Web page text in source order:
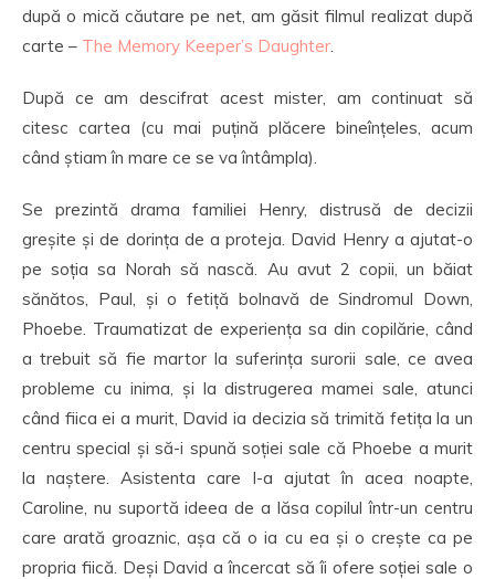
după o mică căutare pe net, am găsit filmul realizat după
carte – The Memory Keeper’s Daughter.
După ce am descifrat acest mister, am continuat să
citesc cartea (cu mai puțină plăcere bineînțeles, acum
când știam în mare ce se va întâmpla).
Se prezintă drama familiei Henry, distrusă de decizii
greșite și de dorința de a proteja. David Henry a ajutat-o
pe soția sa Norah să nască. Au avut 2 copii, un băiat
sănătos, Paul, și o fetiță bolnavă de Sindromul Down,
Phoebe. Traumatizat de experiența sa din copilărie, când
a trebuit să fie martor la suferința surorii sale, ce avea
probleme cu inima, și la distrugerea mamei sale, atunci
când fiica ei a murit, David ia decizia să trimită fetița la un
centru special și să-i spună soției sale că Phoebe a murit
la naștere. Asistenta care l-a ajutat în acea noapte,
Caroline, nu suportă ideea de a lăsa copilul într-un centru
care arată groaznic, așa că o ia cu ea și o crește ca pe
propria fiică. Deși David a încercat să îi ofere soției sale o